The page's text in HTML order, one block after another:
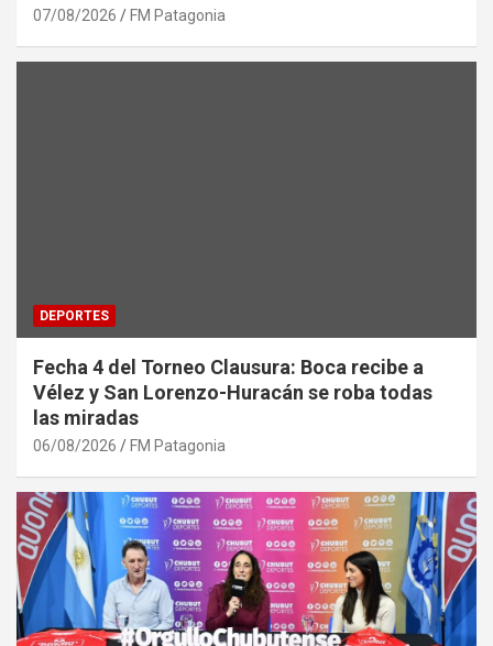
07/08/2026 FM Patagonia
DEPORTES
Fecha 4 del Torneo Clausura: Boca recibe a
Vélez y San Lorenzo-Huracán se roba todas
las miradas
06/08/2026 FM Patagonia